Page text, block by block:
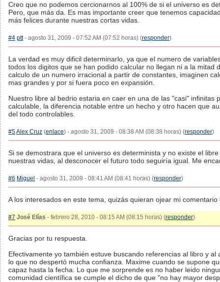
Creo que no podemos cercionarnos al 100% de si el universo es
Pero, que más da. Es mas importante creer que tenemos
más felices durante nuestras cortas vidas.
#4 ptt- agosto 31, 2009 - 07:52 AM (07:52 horas) (responder)
La verdad es muy dificil determinarlo, ya que el numero de
todos los digitos que se han podido calcular no llegan ni a la mitad
calculo de un numero irracional a partir de constantes, imaginen
mas grandes y por si fuera poco en expansión.
Nuestro libre al bedrio estaria en caer en una de las "casi" infinitas
calculable, la diferencia notable entre un hecho y otro hacen que
del todo controlables.
#5Alex Cruz (enlace) - agosto 31, 2009 - 08:38 AM (08:38 horas) (responder)
Si se demostrara que el universo es determinista y no existe el
nuestras vidas, al desconocer el futuro todo seguiría igual. Me
#6 Miguel - agosto 31, 2009 - 08:41 AM (08:41 horas) (responder)
A los interesados en este tema, quizás quieran ojear mi
#7 José Elías - febrero 28, 2010 - 08:15 AM (08:15 horas) (responder)
Gracias por tu respuesta.
Efectivamente yo también estuve buscando referencias al libro y
lo que no despertó mucha confianza. Maxime cuando se supone
capaz hasta la fecha. Lo que me sorprende es no haber leido
comunidad científica se cumple el dicho de que "no hay mayor